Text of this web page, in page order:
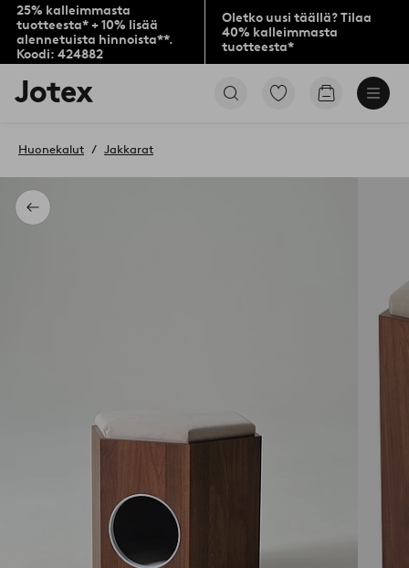
25% kalleimmasta
tuotteesta* + 10% lisää
alennetuista hinnoista**.
Koodi: 424882
Oletko uusi täällä? Tilaa
40% kalleimmasta
tuotteesta*
Jotex-
logo
aloitussivulle
Siirry
Siirry
Takaisin
Huonekalut Jakkarat